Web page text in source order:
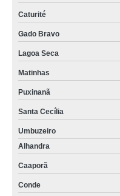
Caturité
Gado Bravo
Lagoa Seca
Matinhas
Puxinanã
Santa Cecília
Umbuzeiro
Alhandra
Caaporã
Conde